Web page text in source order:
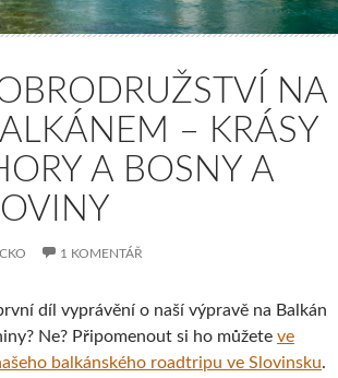
NA
– KRÁSY
A BOSNY A
1 KOMENTÁŘ
díl vyprávění o naší výpravě na Balkán
Ne? Připomenout si ho můžete ve
balkánského roadtripu ve Slovinsku.